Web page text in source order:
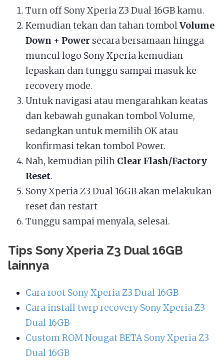
Turn off Sony Xperia Z3 Dual 16GB kamu.
Kemudian tekan dan tahan tombolVolume
Down + Power secara bersamaan hingga
muncul logo Sony Xperia kemudian
lepaskan dan tunggu sampai masuk ke
recovery mode.
Untuk navigasi atau mengarahkan keatas
dan kebawah gunakan tombol Volume,
sedangkan untuk memilih OK atau
konfirmasi tekan tombol Power.
Nah, kemudian pilih Clear Flash/Factory
Reset.
Sony Xperia Z3 Dual 16GB akan melakukan
reset dan restart
Tunggu sampai menyala, selesai.
Tips Sony Xperia Z3 Dual 16GB
lainnya
Cara root Sony Xperia Z3 Dual 16GB
Cara install twrp recovery Sony Xperia Z3
Dual 16GB
Custom ROM Nougat BETA Sony Xperia Z3
Dual 16GB